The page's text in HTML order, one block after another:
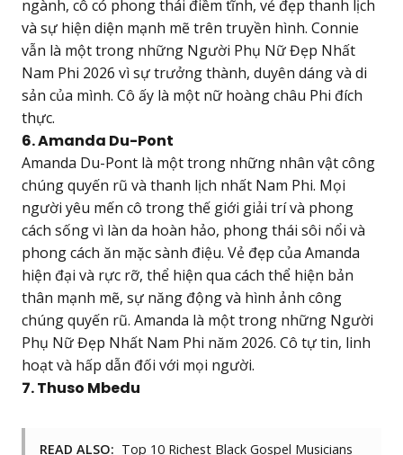
ngành, cô có phong thái điềm tĩnh, vẻ đẹp thanh lịch
và sự hiện diện mạnh mẽ trên truyền hình. Connie
vẫn là một trong những Người Phụ Nữ Đẹp Nhất
Nam Phi 2026 vì sự trưởng thành, duyên dáng và di
sản của mình. Cô ấy là một nữ hoàng châu Phi đích
thực.
6. Amanda Du-Pont
Amanda Du-Pont là một trong những nhân vật công
chúng quyến rũ và thanh lịch nhất Nam Phi. Mọi
người yêu mến cô trong thế giới giải trí và phong
cách sống vì làn da hoàn hảo, phong thái sôi nổi và
phong cách ăn mặc sành điệu. Vẻ đẹp của Amanda
hiện đại và rực rỡ, thể hiện qua cách thể hiện bản
thân mạnh mẽ, sự năng động và hình ảnh công
chúng quyến rũ. Amanda là một trong những Người
Phụ Nữ Đẹp Nhất Nam Phi năm 2026. Cô tự tin, linh
hoạt và hấp dẫn đối với mọi người.
7. Thuso Mbedu
READ ALSO: Top 10 Richest Black Gospel Musicians